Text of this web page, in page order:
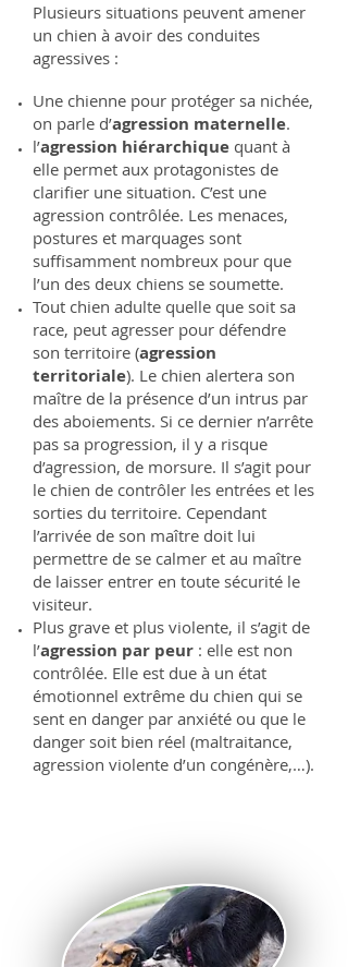
Plusieurs situations peuvent amener
un chien à avoir des conduites
agressives :
Une chienne pour protéger sa nichée,
on parle d’agression maternelle.
l’agression hiérarchique quant à
elle permet aux protagonistes de
clarifier une situation. C’est une
agression contrôlée. Les menaces,
postures et marquages sont
suffisamment nombreux pour que
l’un des deux chiens se soumette.
Tout chien adulte quelle que soit sa
race, peut agresser pour défendre
son territoire (agression
territoriale). Le chien alertera son
maître de la présence d’un intrus par
des aboiements. Si ce dernier n’arrête
pas sa progression, il y a risque
d’agression, de morsure. Il s’agit pour
le chien de contrôler les entrées et les
sorties du territoire. Cependant
l’arrivée de son maître doit lui
permettre de se calmer et au maître
de laisser entrer en toute sécurité le
visiteur.
Plus grave et plus violente, il s’agit de
l’agression par peur : elle est non
contrôlée. Elle est due à un état
émotionnel extrême du chien qui se
sent en danger par anxiété ou que le
danger soit bien réel (maltraitance,
agression violente d’un congénère,…).